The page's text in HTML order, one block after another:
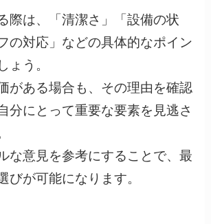
際は、「清潔さ」「設備の状
の対応」などの具体的なポイン
ょう。
がある場合も、その理由を確認
分にとって重要な要素を見逃さ
な意見を参考にすることで、最
びが可能になります。